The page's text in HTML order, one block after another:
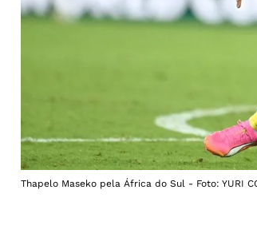
Thapelo Maseko pela África do Sul - Foto: YURI